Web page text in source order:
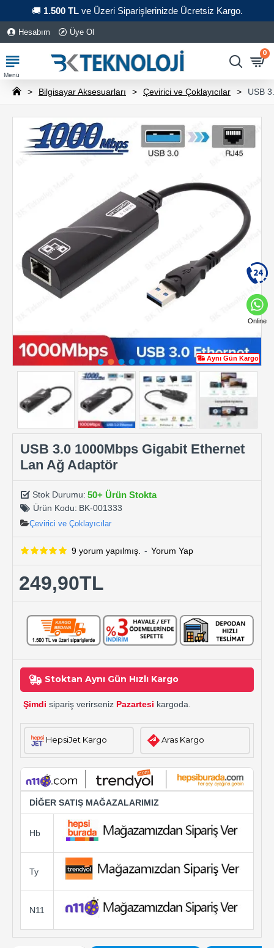
🚚 1.500 TLve Üzeri Siparişlerinizde Ücretsiz Kargo.
Hesabım Üye Ol
0
Bilgisayar Aksesuarları Çevirici ve Çoklayıcılar USB
Aynı Gün Kargo
USB 3.0 1000Mbps Gigabit Ethernet
Lan Ağ Adaptör
Stok Durumu: 50+ Ürün Stokta
Ürün Kodu: BK-001333
Çevirici ve Çoklayıcılar
9 yorum yapılmış. - Yorum Yap
249,90TL
Stoktan Aynı Gün Hızlı Kargo
Şimdi sipariş verirseniz Pazartesi kargoda.
HepsiJet Kargo Aras Kargo
DİĞER SATIŞ MAĞAZALARIMIZ
Hb
Ty
N11
Online